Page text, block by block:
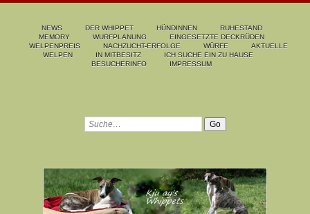
NEWS DER WHIPPET HÜNDINNEN
RUHESTAND
MEMORY
WURFPLANUNG
EINGESETZTE DECKRÜDEN
WELPENPREIS
NACHZUCHT-ERFOLGE WÜRFE
AKTUELLE
WELPEN
IN MITBESITZ
ICH SUCHE EIN ZU HAUSE
BESUCHERINFO
IMPRESSUM